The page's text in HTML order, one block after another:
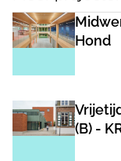
Hond
(B) -